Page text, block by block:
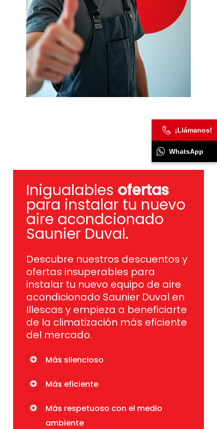
Inigualables ofertas
para instalar tu nuevo
aire acondcionado
Saunier Duval.
Descubre nuestros descuentos y
ofertas insuperables para
instalar tu nuevo equipo de aire
acondicionado Saunier Duval en
Illescas y empieza a beneficiarte
de la climatización más eficiente
del mercado.
Más silencioso
Más eficiente
Más respetuoso con el medio
ambiente
¡Llámanos!
WhatsApp